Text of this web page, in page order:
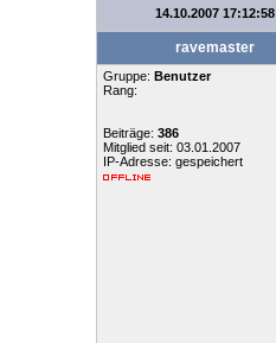
14.10.2007 17:12:58
ravemaster
Gruppe: Benutzer
Rang:
Beiträge: 386
Mitglied seit: 03.01.2007
IP-Adresse: gespeichert